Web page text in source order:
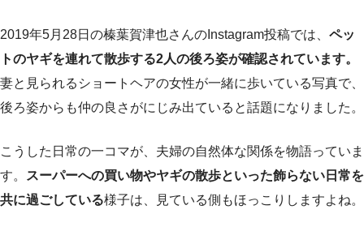
2019年5月28日の榛葉賀津也さんのInstagram投稿では、 ペッ
トのヤギを連れて散歩する2人の後ろ姿が確認されています。
妻と見られるショートヘアの女性が一緒に歩いている写真で、
後ろ姿からも仲の良さがにじみ出ていると話題になりました。
こうした日常の一コマが、夫婦の自然体な関係を物語っていま
す。 スーパーへの買い物やヤギの散歩といった飾らない日常を
共に過ごしている様子は、見ている側もほっこりしますよね。